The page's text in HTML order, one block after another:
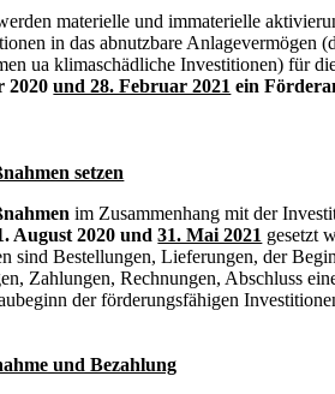
materielle und immaterielle
in das abnutzbare Anlagevermögen
ua klimaschädliche Investitionen) für
2020und 28. Februar 2021 ein
setzen
im Zusammenhang mit der
August 2020 und31. Mai 2021 gesetzt
sind Bestellungen, Lieferungen, der
Zahlungen, Rechnungen, Abschluss
der förderungsfähigen
und Bezahlung